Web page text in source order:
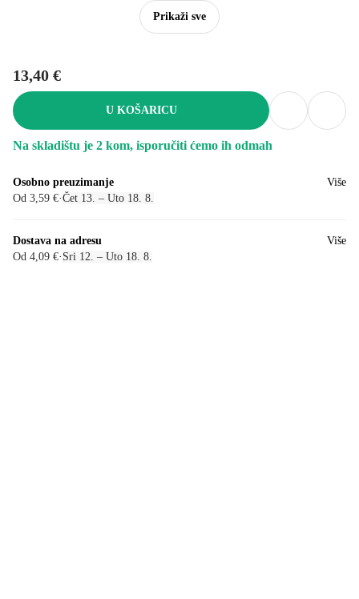
Prikaži sve
13,40 €
U KOŠARICU
Na skladištu je 2 kom, isporučiti ćemo ih odmah
Osobno preuzimanje
Od 3,59 €·Čet 13. – Uto 18. 8.
Više
Dostava na adresu
Od 4,09 €· Sri 12. – Uto 18. 8.
Više